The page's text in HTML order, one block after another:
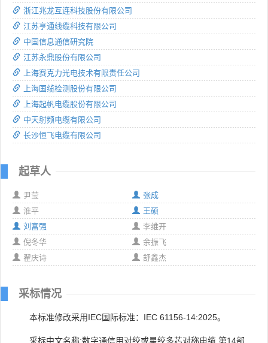
浙江兆龙互连科技股份有限公司
江苏亨通线缆科技有限公司
中国信息通信研究院
江苏永鼎股份有限公司
上海赛克力光电技术有限责任公司
上海国缆检测股份有限公司
上海起帆电缆股份有限公司
中天射频电缆有限公司
长沙恒飞电缆有限公司
起草人
尹莹
张成
淮平
王硕
刘富强
李维开
倪冬华
余振飞
翟庆诗
舒鑫杰
采标情况
本标准修改采用IEC国际标准：IEC 61156-14:2025。
采标中文名称:数字通信用对绞或星绞多芯对称电缆 第14部